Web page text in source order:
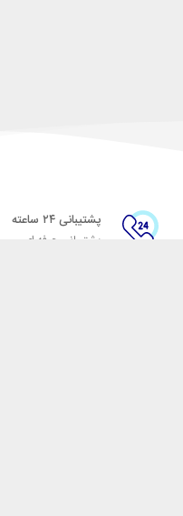
پشتیبانی ۲۴ ساعته
پشتیبانی حرفه ای